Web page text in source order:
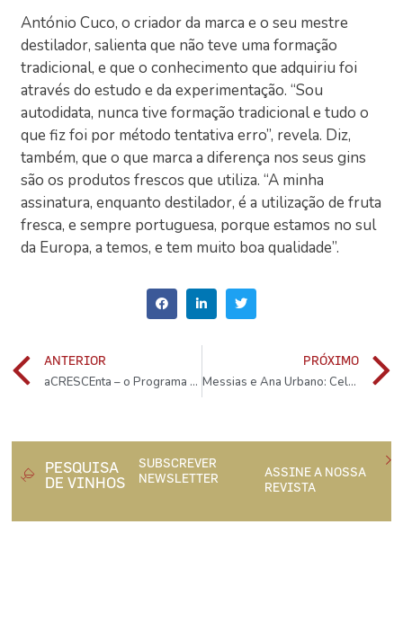
António Cuco, o criador da marca e o seu mestre
destilador, salienta que não teve uma formação
tradicional, e que o conhecimento que adquiriu foi
através do estudo e da experimentação. “Sou
autodidata, nunca tive formação tradicional e tudo o
que fiz foi por método tentativa erro”, revela. Diz,
também, que o que marca a diferença nos seus gins
são os produtos frescos que utiliza. “A minha
assinatura, enquanto destilador, é a utilização de fruta
fresca, e sempre portuguesa, porque estamos no sul
da Europa, a temos, e tem muito boa qualidade”.
ANTERIOR
aCRESCEnta – o Programa de Desenvolvimento Local da Menin
PRÓXIMO
Messias e Ana Urbano: Celebrar duas décadas com Porto branco
PESQUISA
DE VINHOS
SUBSCREVER
NEWSLETTER
ASSINE A NOSSA
REVISTA